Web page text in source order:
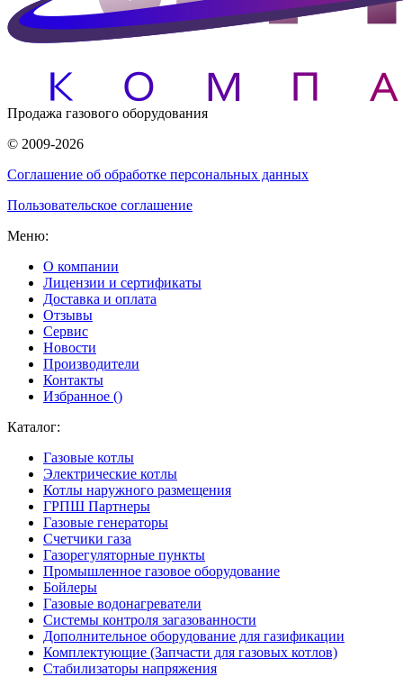
Продажа газового оборудования
© 2009-2026
Соглашение об обработке персональных данных
Пользовательское соглашение
Меню:
О компании
Лицензии и сертификаты
Доставка и оплата
Отзывы
Сервис
Новости
Производители
Контакты
Избранное ()
Каталог:
Газовые котлы
Электрические котлы
Котлы наружного размещения
ГРПШ Партнеры
Газовые генераторы
Счетчики газа
Газорегуляторные пункты
Промышленное газовое оборудование
Бойлеры
Газовые водонагреватели
Системы контроля загазованности
Дополнительное оборудование для газификации
Комплектующие (Запчасти для газовых котлов)
Стабилизаторы напряжения